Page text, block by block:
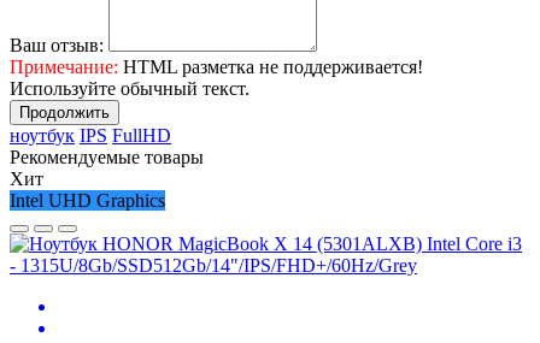
Ваш отзыв:
Примечание: HTML разметка не поддерживается!
Используйте обычный текст.
Продолжить
ноутбук IPS FullHD
Рекомендуемые товары
Хит
Intel UHD Graphics